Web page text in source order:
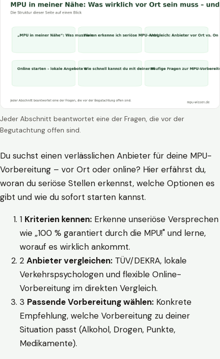
Jeder Abschnitt beantwortet eine der Fragen, die vor der
Begutachtung offen sind.
Du suchst einen verlässlichen Anbieter für deine MPU-
Vorbereitung – vor Ort oder online? Hier erfährst du,
woran du seriöse Stellen erkennst, welche Optionen es
gibt und wie du sofort starten kannst.
1 Kriterien kennen: Erkenne unseriöse Versprechen
wie „100 % garantiert durch die MPU!" und lerne,
worauf es wirklich ankommt.
2 Anbieter vergleichen: TÜV/DEKRA, lokale
Verkehrspsychologen und flexible Online-
Vorbereitung im direkten Vergleich.
3 Passende Vorbereitung wählen: Konkrete
Empfehlung, welche Vorbereitung zu deiner
Situation passt (Alkohol, Drogen, Punkte,
Medikamente).